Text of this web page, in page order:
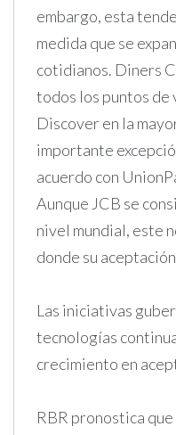
embargo, esta
medida que se
cotidianos. Diners
todos los puntos de
Discover en la
importante
acuerdo con
Aunque JCB se
nivel mundial, este
donde su
Las iniciativas
tecnologías
crecimiento en
RBR pronostica